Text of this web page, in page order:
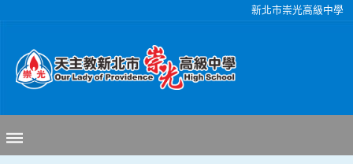
新北市崇光高級中學